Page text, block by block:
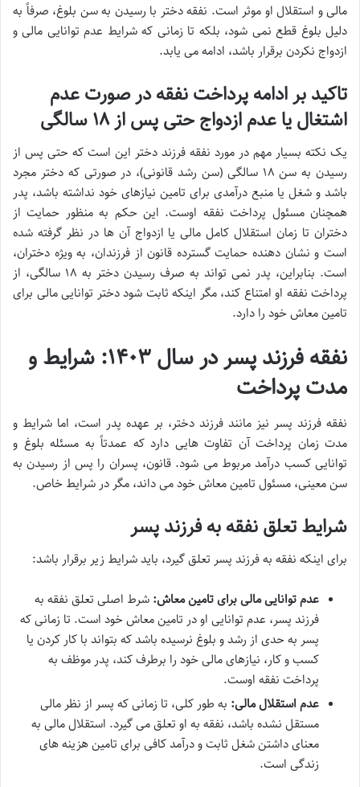
مالی و استقلال او موثر است. نفقه دختر با رسیدن به سن بلوغ، صرفاً به
دلیل بلوغ قطع نمی شود، بلکه تا زمانی که شرایط عدم توانایی مالی و
ازدواج نکردن برقرار باشد، ادامه می یابد.
تاکید بر ادامه پرداخت نفقه در صورت عدم
اشتغال یا عدم ازدواج حتی پس از ۱۸ سالگی
یک نکته بسیار مهم در مورد نفقه فرزند دختر این است که حتی پس از
رسیدن به سن ۱۸ سالگی (سن رشد قانونی)، در صورتی که دختر مجرد
باشد و شغل یا منبع درآمدی برای تامین نیازهای خود نداشته باشد، پدر
همچنان مسئول پرداخت نفقه اوست. این حکم به منظور حمایت از
دختران تا زمان استقلال کامل مالی یا ازدواج آن ها در نظر گرفته شده
است و نشان دهنده حمایت گسترده قانون از فرزندان، به ویژه دختران،
است. بنابراین، پدر نمی تواند به صرف رسیدن دختر به ۱۸ سالگی، از
پرداخت نفقه او امتناع کند، مگر اینکه ثابت شود دختر توانایی مالی برای
تامین معاش خود را دارد.
نفقه فرزند پسر در سال ۱۴۰۳: شرایط و
مدت پرداخت
نفقه فرزند پسر نیز مانند فرزند دختر، بر عهده پدر است، اما شرایط و
مدت زمان پرداخت آن تفاوت هایی دارد که عمدتاً به مسئله بلوغ و
توانایی کسب درآمد مربوط می شود. قانون، پسران را پس از رسیدن به
سن معینی، مسئول تامین معاش خود می داند، مگر در شرایط خاص.
شرایط تعلق نفقه به فرزند پسر
برای اینکه نفقه به فرزند پسر تعلق گیرد، باید شرایط زیر برقرار باشد:
عدم توانایی مالی برای تامین معاش: شرط اصلی تعلق نفقه به
فرزند پسر، عدم توانایی او در تامین معاش خود است. تا زمانی که
پسر به حدی از رشد و بلوغ نرسیده باشد که بتواند با کار کردن یا
کسب و کار، نیازهای مالی خود را برطرف کند، پدر موظف به
پرداخت نفقه اوست.
عدم استقلال مالی: به طور کلی، تا زمانی که پسر از نظر مالی
مستقل نشده باشد، نفقه به او تعلق می گیرد. استقلال مالی به
معنای داشتن شغل ثابت و درآمد کافی برای تامین هزینه های
زندگی است.